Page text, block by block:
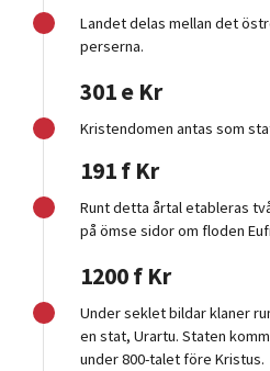
Landet delas mellan det
perserna.
301 e Kr
Kristendomen antas som
191 f Kr
Runt detta årtal etableras
på ömse sidor om floden
1200 f Kr
Under seklet bildar klaner
en stat, Urartu. Staten
under 800-talet före Kristus.